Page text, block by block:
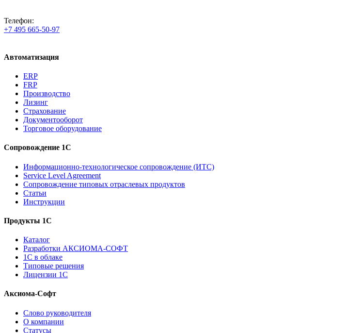
Телефон:
+7 495 665-50-97
Автоматизация
ERP
FRP
Производство
Лизинг
Страхование
Документооборот
Торговое оборудование
Сопровождение 1С
Информационно-технологическое сопровождение (ИТС)
Service Level Agreement
Сопровождение типовых отраслевых продуктов
Статьи
Инструкции
Продукты 1С
Каталог
Разработки АКСИОМА-СОФТ
1С в облаке
Типовые решения
Лицензии 1С
Аксиома-Софт
Слово руководителя
О компании
Статусы